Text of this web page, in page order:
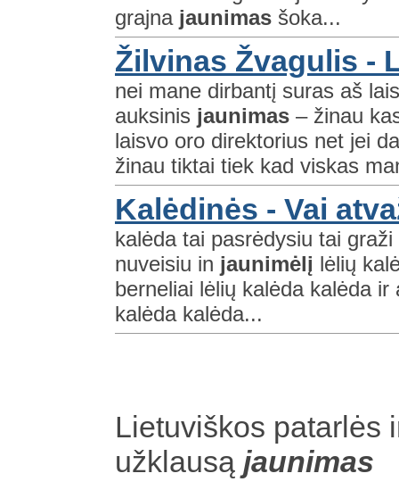
grajna jaunimas šoka...
Žilvinas Žvagulis -
nei mane dirbantį suras aš
auksinis jaunimas – žinau
laisvo oro direktorius net jei
žinau tiktai tiek kad viskas
Kalėdinės - Vai
kalėda tai pasrėdysiu tai
nuveisiu in jaunimėlį lėlių
berneliai lėlių kalėda kalėda
kalėda kalėda...
Lietuviškos patarlės
užklausą jaunimas